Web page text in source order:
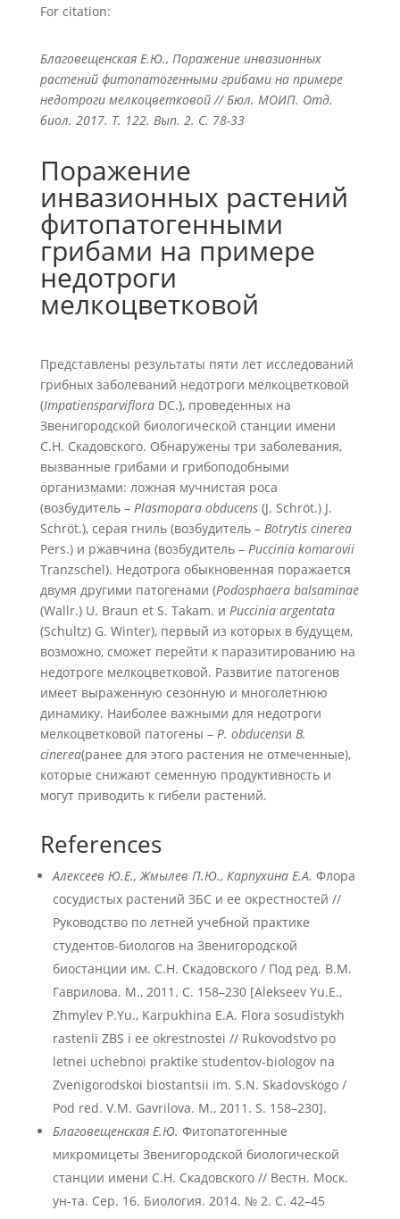
For citation:
Благовещенская Е.Ю., Поражение инвазионных
растений фитопатогенными грибами на примере
недотроги мелкоцветковой // Бюл. МОИП. Отд.
биол. 2017. Т. 122. Вып. 2. С. 78-33
Поражение
инвазионных растений
фитопатогенными
грибами на примере
недотроги
мелкоцветковой
Представлены результаты пяти лет исследований
грибных заболеваний недотроги мелкоцветковой
(ImpatiensparvifloraDC.), проведенных на
Звенигородской биологической станции имени
С.Н. Скадовского. Обнаружены три заболевания,
вызванные грибами и грибоподобными
организмами: ложная мучнистая роса
(возбудитель – Plasmopara obducens(J. Schröt.) J.
Schröt.), серая гниль (возбудитель – Botrytis cinerea
Pers.) и ржавчина (возбудитель – Puccinia komarovii
Tranzschel). Недотрога обыкновенная поражается
двумя другими патогенами (Podosphaera balsaminae
(Wallr.) U. Braun et S. Takam. и Puccinia argentata
(Schultz) G. Winter), первый из которых в будущем,
возможно, сможет перейти к паразитированию на
недотроге мелкоцветковой. Развитие патогенов
имеет выраженную сезонную и многолетнюю
динамику. Наиболее важными для недотроги
мелкоцветковой патогены – P. obducensи B.
cinerea(ранее для этого растения не отмеченные),
которые снижают семенную продуктивность и
могут приводить к гибели растений.
References
Алексеев Ю.Е., Жмылев П.Ю., Карпухина Е.А. Флора
сосудистых растений ЗБС и ее окрестностей //
Руководство по летней учебной практике
студентов-биологов на Звенигородской
биостанции им. С.Н. Скадовского / Под ред. В.М.
Гаврилова. М., 2011. С. 158–230 [Alekseev Yu.E.,
Zhmylev P.Yu., Karpukhina E.A. Flora sosudistykh
rastenii ZBS i ee okrestnostei // Rukovodstvo po
letnei uchebnoi praktike studentov-biologov na
Zvenigorodskoi biostantsii im. S.N. Skadovskogo /
Pod red. V.M. Gavrilova. M., 2011. S. 158–230].
Благовещенская Е.Ю. Фитопатогенные
микромицеты Звенигородской биологической
станции имени С.Н. Скадовского // Вестн. Моск.
ун-та. Сер. 16. Биология. 2014. № 2. С. 42–45